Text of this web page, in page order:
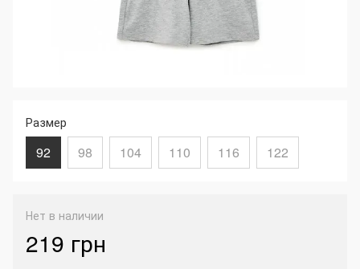
Размер
92 98 104 110 116 122
Нет в наличии
219 грн